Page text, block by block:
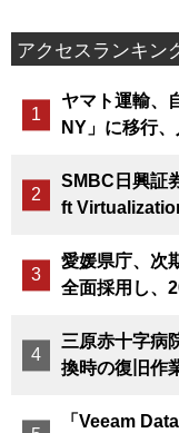
アクセスランキン
ヤマト運輸、
NY」に移行
SMBC日興証
ft
愛媛県庁、次
全面採用し、
三原赤十字病
換時の復旧作
「Veeam